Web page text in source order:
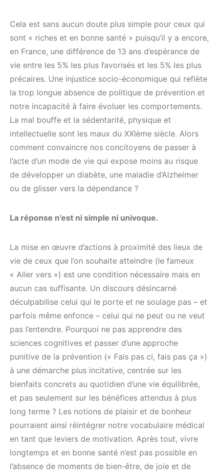
Cela est sans aucun doute plus simple pour ceux qui
sont « riches et en bonne santé » puisqu’il y a encore,
en France, une différence de 13 ans d’espérance de
vie entre les 5% les plus favorisés et les 5% les plus
précaires. Une injustice socio-économique qui reflète
la trop longue absence de politique de prévention et
notre incapacité à faire évoluer les comportements.
La mal bouffe et la sédentarité, physique et
intellectuelle sont les maux du XXIème siècle. Alors
comment convaincre nos concitoyens de passer à
l’acte d’un mode de vie qui expose moins au risque
de développer un diabète, une maladie d’Alzheimer
ou de glisser vers la dépendance ?
La réponse n’est ni simple ni univoque.
La mise en œuvre d’actions à proximité des lieux de
vie de ceux que l’on souhaite atteindre (le fameux
« Aller vers ») est une condition nécessaire mais en
aucun cas suffisante. Un discours désincarné
déculpabilise celui qui le porte et ne soulage pas – et
parfois même enfonce – celui qui ne peut ou ne veut
pas l’entendre. Pourquoi ne pas apprendre des
sciences cognitives et passer d’une approche
punitive de la prévention (« Fais pas ci, fais pas ça »)
à une démarche plus incitative, centrée sur les
bienfaits concrets au quotidien d’une vie équilibrée,
et pas seulement sur les bénéfices attendus à plus
long terme ? Les notions de plaisir et de bonheur
pourraient ainsi réintégrer notre vocabulaire médical
en tant que leviers de motivation. Après tout, vivre
longtemps et en bonne santé n’est pas possible en
l’absence de moments de bien-être, de joie et de